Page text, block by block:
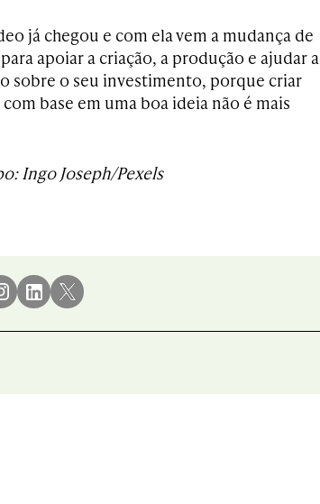
já chegou e com ela vem a mudança de
apoiar a criação, a produção e ajudar
sobre o seu investimento, porque criar
base em uma boa ideia não é mais
Ingo Joseph/Pexels